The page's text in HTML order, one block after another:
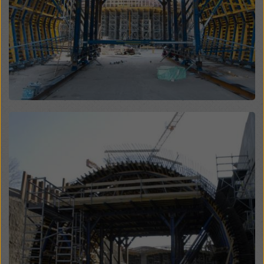
na „Odmítnout“ nebo úpravounastavení souborů
cookiesouborů cookiekliknutím na nastavení souborů
cookie v dolní části této webové stránky a použitím
příslušných zaškrtávacích políček. Svůj souhlas
můžete kdykoli odvolat s budoucí účinností a bez
uvedení důvodu kliknutím na
nastavení souborů
cookie
v dolní části této webové stránky.
Více informací o našich souborechsouborů cookie
najdete v našich zásadách ochrany osobních údajů
Nabízíme vám také možnost výběru souborů cookie
(pokročilé nastavení souborů cookie).